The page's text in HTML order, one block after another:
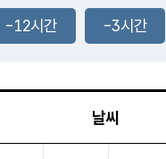
3.8m/s
-12시간 -3시간
날씨